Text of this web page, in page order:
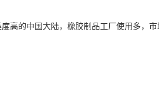
高的中国大陆，橡胶制品工厂使用多，市